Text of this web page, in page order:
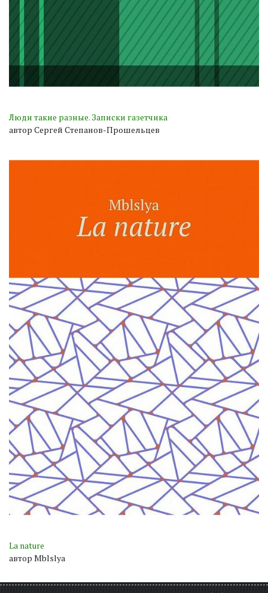
Люди такие разные. Записки газетчика
автор Сергей Степанов-Прошельцев
La nature
автор Mblslya